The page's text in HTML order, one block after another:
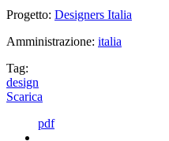
Progetto: Designers Italia
Amministrazione: italia
Tag:
design
Scarica
pdf